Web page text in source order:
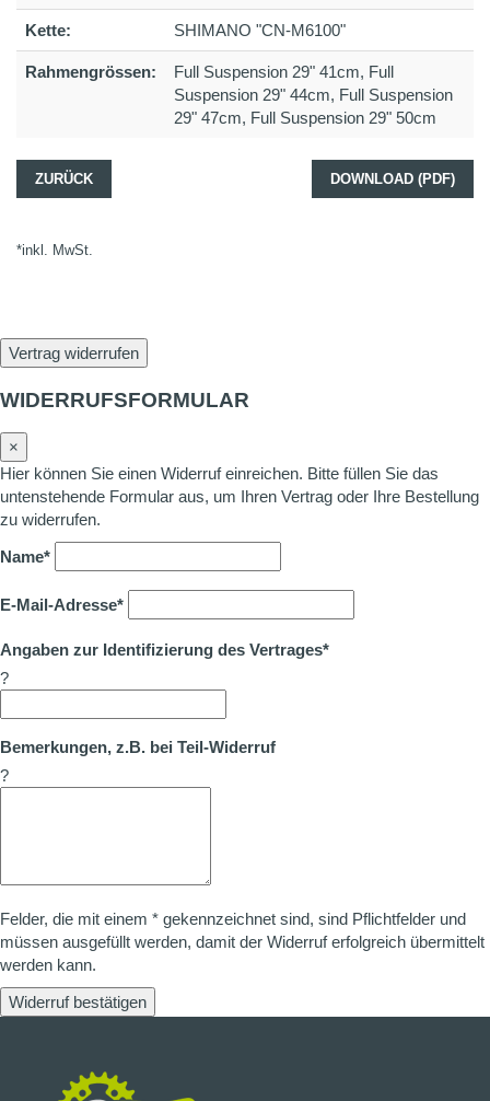
Kette: SHIMANO "CN-M6100"
Rahmengrössen:
Full Suspension 29" 41cm, Full
Suspension 29" 44cm, Full Suspension
29" 47cm, Full Suspension 29" 50cm
ZURÜCK DOWNLOAD (PDF)
*inkl. MwSt.
Vertrag widerrufen
WIDERRUFSFORMULAR
×
Hier können Sie einen Widerruf einreichen. Bitte füllen Sie das
untenstehende Formular aus, um Ihren Vertrag oder Ihre Bestellung
zu widerrufen.
Name*
E-Mail-Adresse*
Angaben zur Identifizierung des Vertrages*
?
Bemerkungen, z.B. bei Teil-Widerruf
?
Felder, die mit einem * gekennzeichnet sind, sind Pflichtfelder und
müssen ausgefüllt werden, damit der Widerruf erfolgreich übermittelt
werden kann.
Widerruf bestätigen